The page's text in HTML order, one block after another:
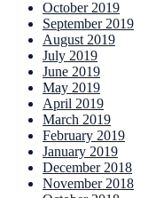
October 2019
September 2019
August 2019
July 2019
June 2019
May 2019
April 2019
March 2019
February 2019
January 2019
December 2018
November 2018